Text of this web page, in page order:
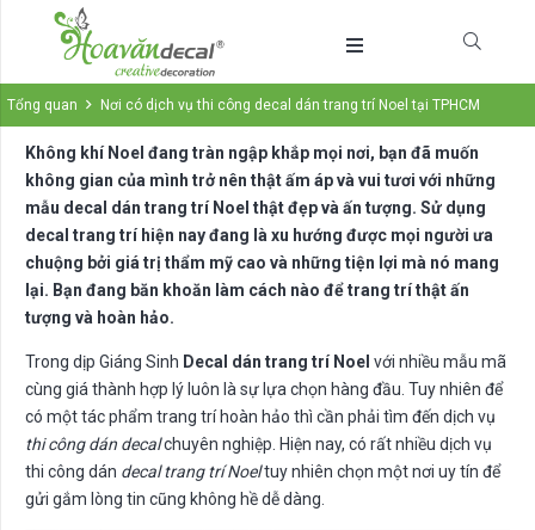
Tổng quan Nơi có dịch vụ thi công decal dán trang trí Noel tại TPHCM
Không khí Noel đang tràn ngập khắp mọi nơi, bạn đã muốn
không gian của mình trở nên thật ấm áp và vui tươi với những
mẫu decal dán trang trí Noel thật đẹp và ấn tượng. Sử dụng
decal trang trí hiện nay đang là xu hướng được mọi người ưa
chuộng bởi giá trị thẩm mỹ cao và những tiện lợi mà nó mang
lại. Bạn đang băn khoăn làm cách nào để trang trí thật ấn
tượng và hoàn hảo.
Trong dịp Giáng Sinh Decal dán trang trí Noel với nhiều mẫu mã
cùng giá thành hợp lý luôn là sự lựa chọn hàng đầu. Tuy nhiên để
có một tác phẩm trang trí hoàn hảo thì cần phải tìm đến dịch vụ
thi công dán decalchuyên nghiệp. Hiện nay, có rất nhiều dịch vụ
thi công dán decal trang trí Noeltuy nhiên chọn một nơi uy tín để
gửi gắm lòng tin cũng không hề dễ dàng.